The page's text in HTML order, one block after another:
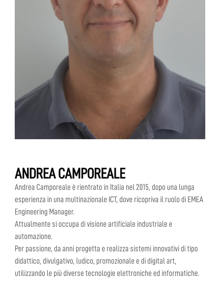
ANDREA CAMPOREALE
Andrea Camporeale è rientrato in Italia nel 2015, dopo una lunga
esperienza in una multinazionale ICT, dove ricopriva il ruolo di EMEA
Engineering Manager.
Attualmente si occupa di visione artificiale industriale e
automazione.
Per passione, da anni progetta e realizza sistemi innovativi di tipo
didattico, divulgativo, ludico, promozionale e di digital art,
utilizzando le più diverse tecnologie elettroniche ed informatiche.